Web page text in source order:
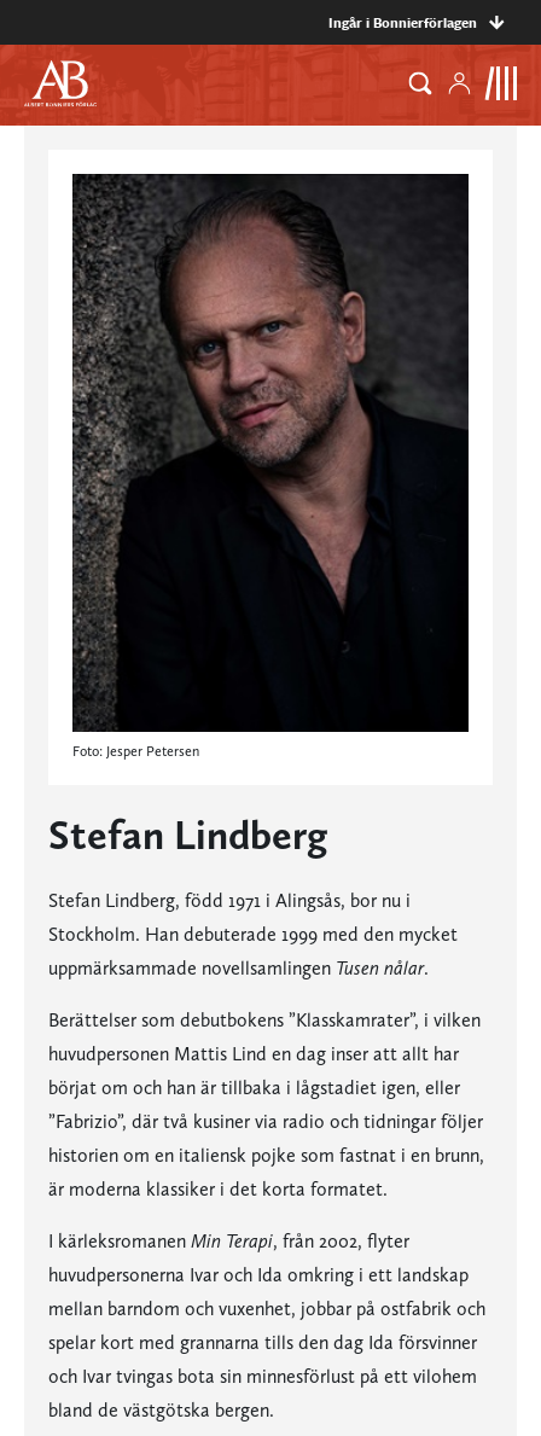
Ingår i Bonnierförlagen
Foto: Jesper Petersen
Stefan Lindberg
Stefan Lindberg, född 1971 i Alingsås, bor nu i
Stockholm. Han debuterade 1999 med den mycket
uppmärksammade novellsamlingen Tusen nålar.
Berättelser som debutbokens ”Klasskamrater”, i vilken
huvudpersonen Mattis Lind en dag inser att allt har
börjat om och han är tillbaka i lågstadiet igen, eller
”Fabrizio”, där två kusiner via radio och tidningar följer
historien om en italiensk pojke som fastnat i en brunn,
är moderna klassiker i det korta formatet.
I kärleksromanen Min Terapi, från 2002, flyter
huvudpersonerna Ivar och Ida omkring i ett landskap
mellan barndom och vuxenhet, jobbar på ostfabrik och
spelar kort med grannarna tills den dag Ida försvinner
och Ivar tvingas bota sin minnesförlust på ett vilohem
bland de västgötska bergen.